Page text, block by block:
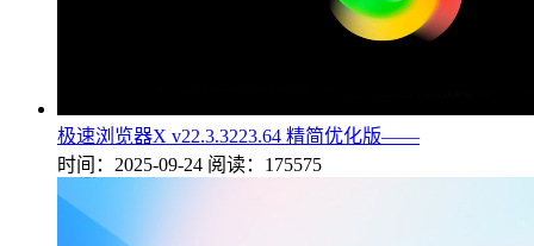
极速浏览器X v22.3.3223.64 精简优化版——
时间：2025-09-24 阅读：175575